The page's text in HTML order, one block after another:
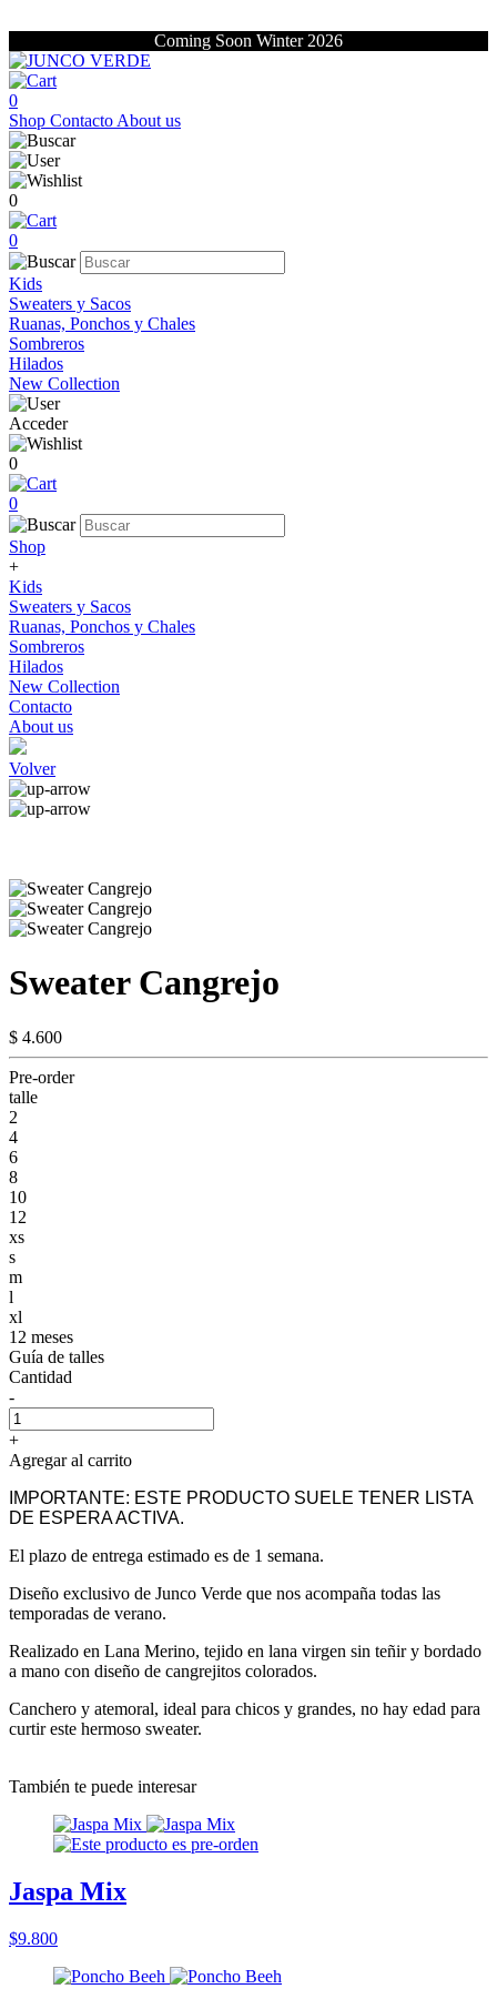
Coming Soon Winter 2026
0
Shop Contacto About us
0
0
Kids
Sweaters y Sacos
Ruanas, Ponchos y Chales
Sombreros
Hilados
New Collection
Acceder
0
0
Shop
+
Kids
Sweaters y Sacos
Ruanas, Ponchos y Chales
Sombreros
Hilados
New Collection
Contacto
About us
Volver
Sweater Cangrejo
$ 4.600
Pre-order
talle
2
4
6
8
10
12
xs
s
m
l
xl
12 meses
Guía de talles
Cantidad
-
+
Agregar al carrito
IMPORTANTE: ESTE PRODUCTO SUELE TENER LISTA
DE ESPERA ACTIVA.
El plazo de entrega estimado es de 1 semana.
Diseño exclusivo de Junco Verde que nos acompaña todas las
temporadas de verano.
Realizado en Lana Merino, tejido en lana virgen sin teñir y bordado
a mano con diseño de cangrejitos colorados.
Canchero y atemoral, ideal para chicos y grandes, no hay edad para
curtir este hermoso sweater.
También te puede interesar
Jaspa Mix
$9.800